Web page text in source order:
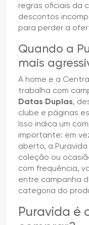
regras oficiais da
descontos
para perder a
Quando a
mais
A home e a
trabalha com
Datas Duplas,
clube e páginas
Isso indica um
importante: em
aberto, a
coleção ou
com frequência,
entre campanha
categoria do
Puravida é